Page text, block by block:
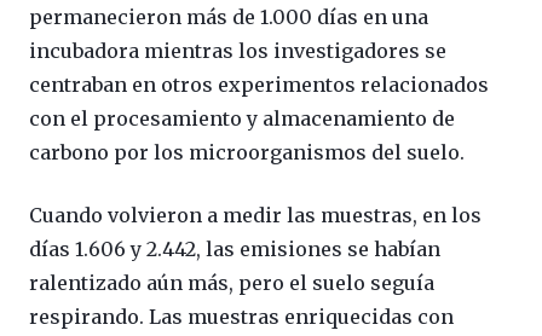
permanecieron más de 1.000 días en una
incubadora mientras los investigadores se
centraban en otros experimentos relacionados
con el procesamiento y almacenamiento de
carbono por los microorganismos del suelo.
Cuando volvieron a medir las muestras, en los
días 1.606 y 2.442, las emisiones se habían
ralentizado aún más, pero el suelo seguía
respirando. Las muestras enriquecidas con